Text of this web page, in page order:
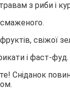
з риби і
свіжої
і фаст-фуд.
Сніданок